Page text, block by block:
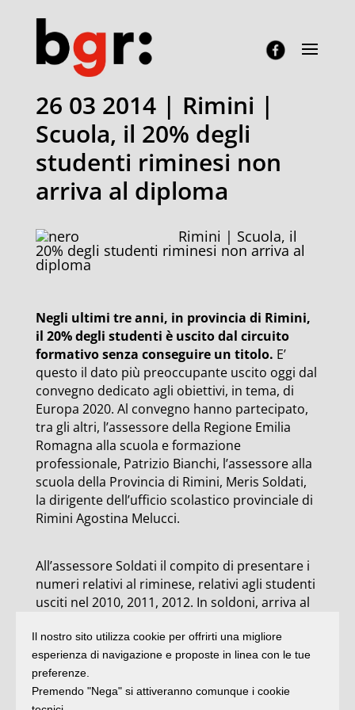
26 03 2014 | Rimini |
Scuola, il 20% degli
studenti riminesi non
arriva al diploma
Rimini | Scuola, il
20% degli studenti riminesi non arriva al
diploma
Negli ultimi tre anni, in provincia di Rimini,
il 20% degli studenti è uscito dal circuito
formativo senza conseguire un titolo. E’
questo il dato più preoccupante uscito oggi dal
convegno dedicato agli obiettivi, in tema, di
Europa 2020. Al convegno hanno partecipato,
tra gli altri, l’assessore della Regione Emilia
Romagna alla scuola e formazione
professionale, Patrizio Bianchi, l’assessore alla
scuola della Provincia di Rimini, Meris Soldati,
la dirigente dell’ufficio scolastico provinciale di
Rimini Agostina Melucci.
All’assessore Soldati il compito di presentare i
numeri relativi al riminese, relativi agli studenti
usciti nel 2010, 2011, 2012. In soldoni, arriva al
intraprende il percorso scolastico. Circa il 5%
acquisisce una qualifica nella Scuola e circa il
4% presso gli Enti di formazione professionale.
Accanto al dato negativo, il 20 % di studenti che
Il nostro sito utilizza cookie per offrirti una migliore
esperienza di navigazione e proposte in linea con le tue
preferenze.
Premendo "Nega" si attiveranno comunque i cookie